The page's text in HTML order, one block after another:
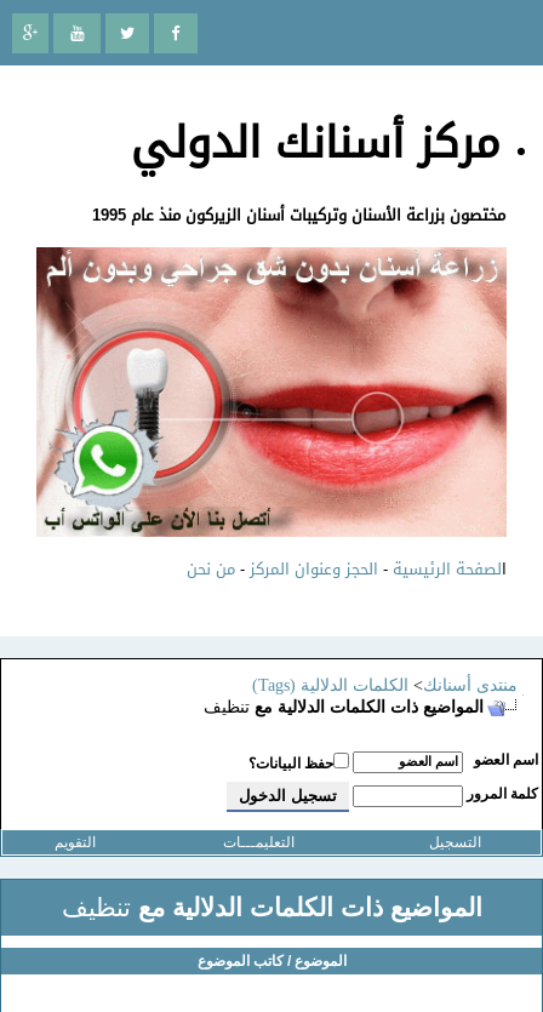
مركز أسنانك الدولي
مختصون بزراعة الأسنان وتركيبات أسنان الزيركون منذ عام 1995
لصفحة الرئيسية-الحجز وعنوان المركز-من نحن
منتدى أسنانك>الكلمات الدلالية (Tags)
المواضيع ذات الكلمات الدلالية مع تنظيف
اسم العضو
حفظ البيانات؟
كلمة المرور
التسجيل التعليمـــات التقويم
المواضيع ذات الكلمات الدلالية مع تنظيف
الموضوع / كاتب الموضوع